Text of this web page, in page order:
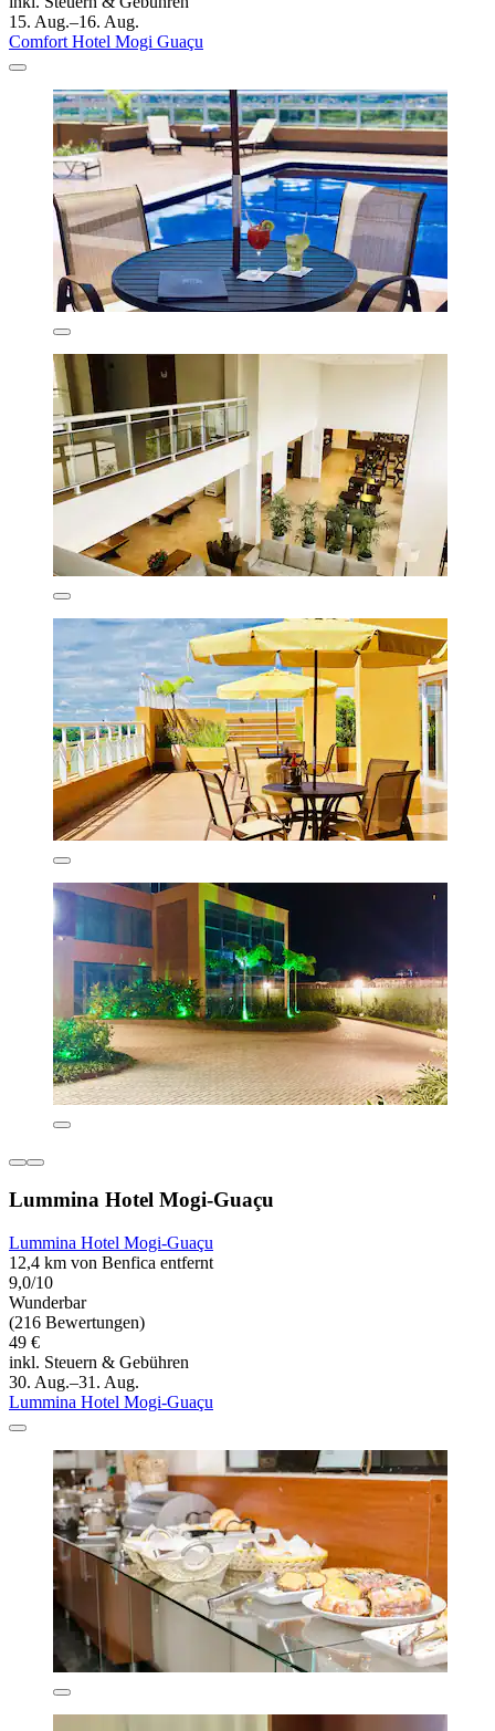
15. Aug.–16. Aug.
Comfort Hotel Mogi Guaçu
Lummina Hotel Mogi-Guaçu
Lummina Hotel Mogi-Guaçu
12,4 km von Benfica entfernt
9,0/10
Wunderbar
(216 Bewertungen)
49 €
inkl. Steuern & Gebühren
30. Aug.–31. Aug.
Lummina Hotel Mogi-Guaçu